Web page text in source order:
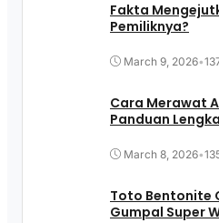
Fakta
Pemiliknya?
March 9, 2026•
Cara Merawat
Panduan
March 8, 2026•
Toto Bentonite
Gumpal Super